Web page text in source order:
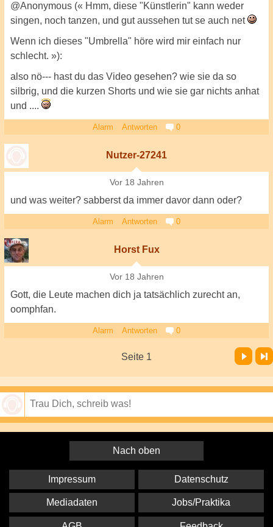
@Anonymous (« Hmm, diese "Künstlerin" kann weder
singen, noch tanzen, und gut aussehen tut se auch net
Wenn ich dieses "Umbrella" höre wird mir einfach nur
schlecht. »):
also nö--- hast du das Video gesehen? wie sie da so
silbrig, und die kurzen Shorts und wie sie gar nichts anhat
und ....
Alarm Antworten 0
Nutzer-27241
Vor 18 Jahren
und was weiter? sabberst da immer davor dann oder?
Alarm Antworten 0
Horst Fux
Vor 18 Jahren
Gott, die Leute machen dich ja tatsächlich zurecht an,
oomphfan.
Alarm Antworten 0
Seite 1
Vor Letzte Seite
Nach oben
Impressum Datenschutz
Mediadaten Jobs/Praktika